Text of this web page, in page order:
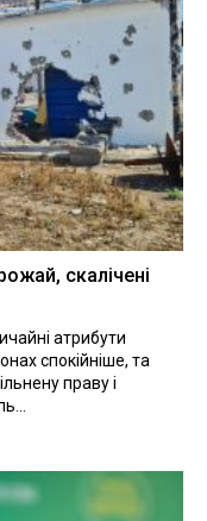
скалічені
атрибути
спокійніше, та
праву і